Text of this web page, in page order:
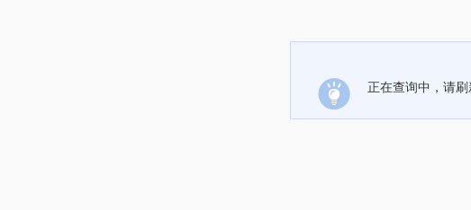
正在查询中，请